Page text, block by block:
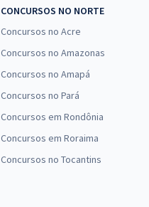
CONCURSOS NO NORTE
Concursos no Acre
Concursos no Amazonas
Concursos no Amapá
Concursos no Pará
Concursos em Rondônia
Concursos em Roraima
Concursos no Tocantins